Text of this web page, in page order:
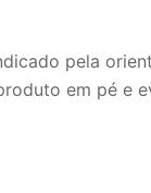
pela
em pé e